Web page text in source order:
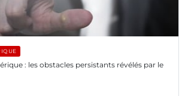
: les obstacles persistants révélés par le